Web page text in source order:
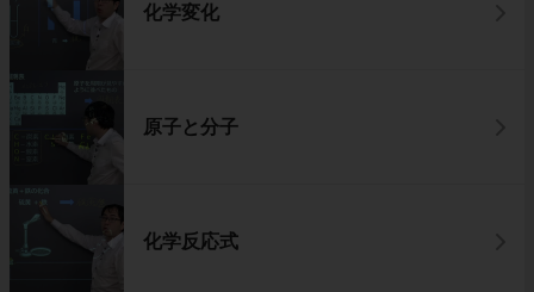
化学変化
原子と分子
化学反応式